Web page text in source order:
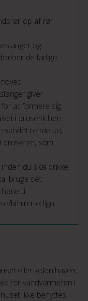
op af rør
og
de farlige
giver
at formere sig.
i brusenichen
vandet rende ud,
bruseren, som
du skal drikke
bruge det.
til
bihuler el.lign.
eller kolonihaven,
for vandvarmeren i
ikke benyttes.